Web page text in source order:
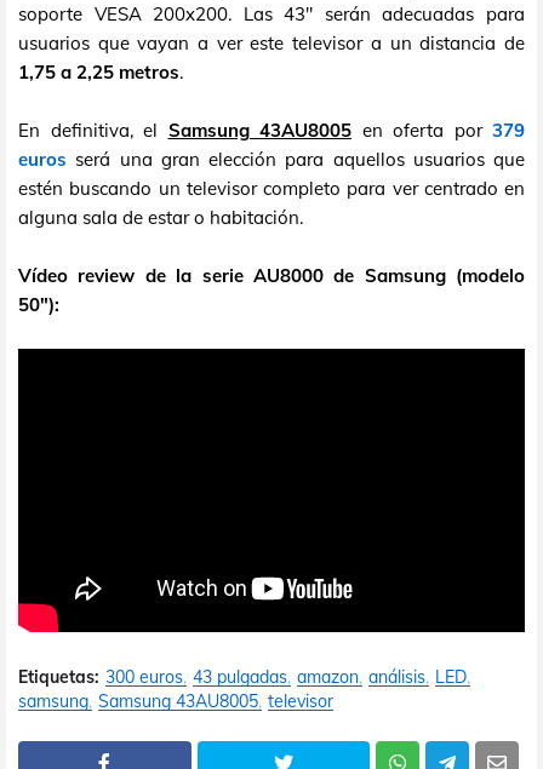
soporte VESA 200x200. Las 43" serán adecuadas para
usuarios que vayan a ver este televisor a un distancia de
1,75 a 2,25 metros.
En definitiva, el Samsung 43AU8005 en oferta por 379
euros será una gran elección para aquellos usuarios que
estén buscando un televisor completo para ver centrado en
alguna sala de estar o habitación.
Vídeo review de la serie AU8000 de Samsung (modelo
50"):
Etiquetas: 300 euros 43 pulgadas amazon análisis LED
samsung Samsung 43AU8005 televisor